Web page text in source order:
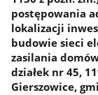
postępowania
lokalizacji
budowie sieci
zasilania
działek nr 45,
Gierszowice,